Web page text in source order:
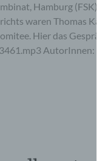
Hamburg
waren Thomas
Hier das